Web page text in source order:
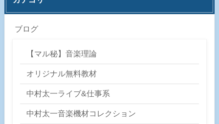
ブログ
【マル秘】音楽理論
オリジナル無料教材
中村太一ライブ&仕事系
中村太一音楽機材コレクション